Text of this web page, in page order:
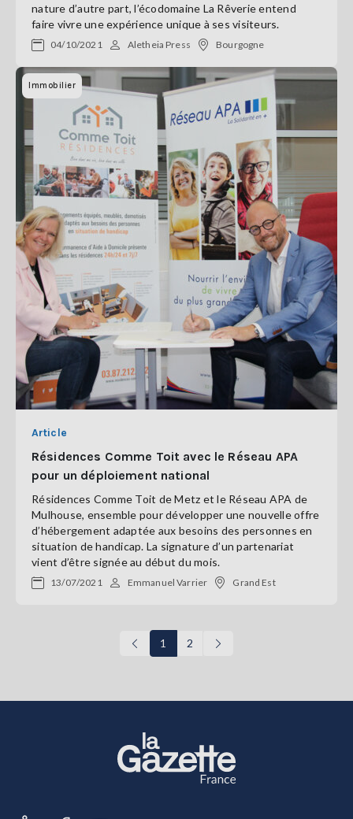
nature d’autre part, l’écodomaine La Rêverie entend
faire vivre une expérience unique à ses visiteurs.
04/10/2021 Aletheia Press Bourgogne
Immobilier
Article
Résidences Comme Toit avec le Réseau APA
pour un déploiement national
Résidences Comme Toit de Metz et le Réseau APA de
Mulhouse, ensemble pour développer une nouvelle offre
d’hébergement adaptée aux besoins des personnes en
situation de handicap. La signature d’un partenariat
vient d’être signée au début du mois.
13/07/2021 Emmanuel Varrier Grand Est
1 2